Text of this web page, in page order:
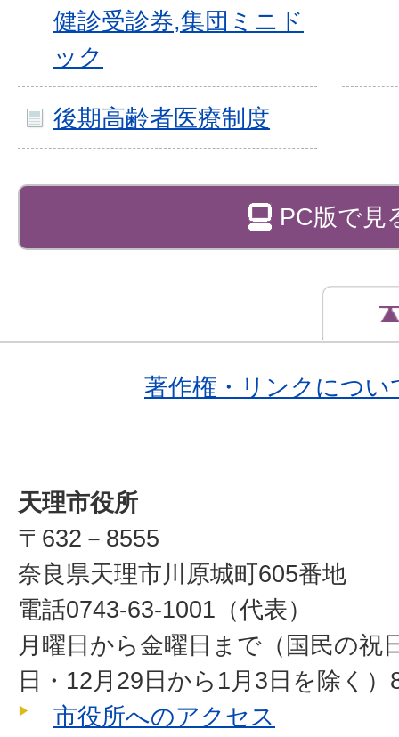
健診受診券,集団ミニド
ック
後期高齢者医療制度
PC版で見
著作権・リンクについ
天理市役所
〒632－8555
奈良県天理市川原城町605番地
電話0743-63-1001（代表）
月曜日から金曜日まで（国民の祝
日・12月29日から1月3日を除く
市役所へのアクセス